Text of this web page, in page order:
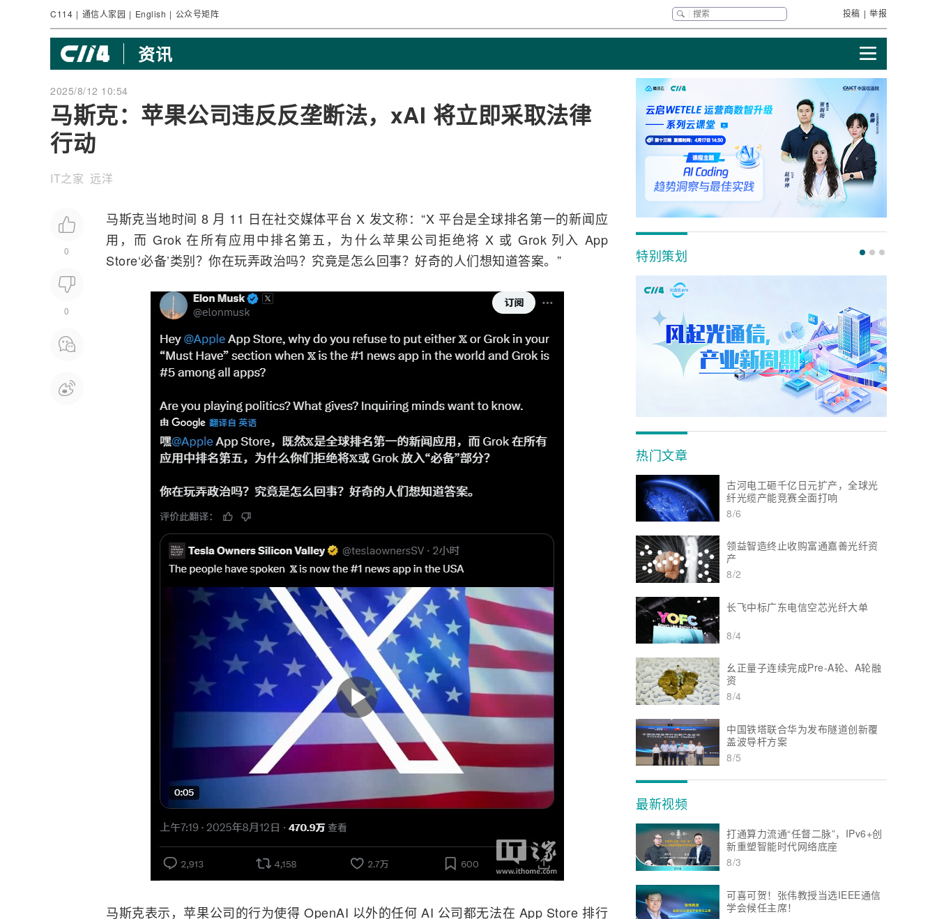
C114 | 通信人家园 | English | 公众号矩阵 投稿 | 举报
资讯
2025/8/12 10:54
马斯克：苹果公司违反反垄断法，xAI 将立即采取法律
行动
IT之家 远洋
0
0
马斯克当地时间 8 月 11 日在社交媒体平台 X 发文称：“X 平台是全球排名第一的新闻应
用，而 Grok 在所有应用中排名第五，为什么苹果公司拒绝将 X 或 Grok 列入 App
Store‘必备’类别？你在玩弄政治吗？究竟是怎么回事？好奇的人们想知道答案。”
马斯克表示，苹果公司的行为使得OpenAI 以外的任何AI 公司都无法在 App Store 排行
特别策划
热门文章
古河电工砸千亿日元扩产，全球光
纤光缆产能竞赛全面打响
8/6
领益智造终止收购富通嘉善光纤资
产
8/2
长飞中标广东电信空芯光纤大单
8/4
幺正量子连续完成Pre-A轮、A轮融
资
8/4
中国铁塔联合华为发布隧道创新覆
盖波导杆方案
8/5
最新视频
打通算力流通“任督二脉”，IPv6+创
新重塑智能时代网络底座
8/3
可喜可贺！张伟教授当选IEEE通信
学会候任主席！